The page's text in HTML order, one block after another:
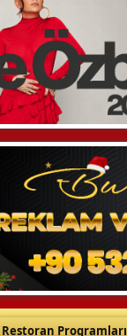
Restoran Programları